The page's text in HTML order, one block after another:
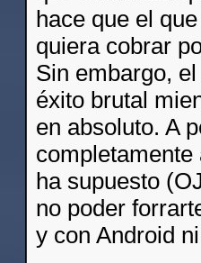
hace que el
quiera cobrar
Sin embargo,
éxito brutal
en absoluto. A
completamente
ha supuesto
no poder
y con Android